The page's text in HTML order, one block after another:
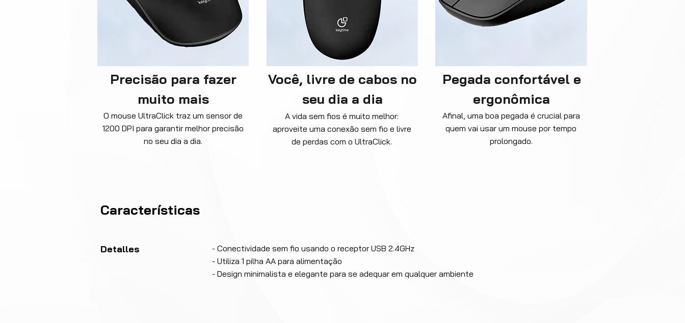
Precisão para fazer
muito mais
O mouse UltraClick traz um sensor de
1200 DPI para garantir melhor precisão
no seu dia a dia.
Você, livre de cabos no
seu dia a dia
A vida sem fios é muito melhor:
aproveite uma conexão sem fio e livre
de perdas com o UltraClick.
Pegada confortável e
ergonômica
Afinal, uma boa pegada é crucial para
quem vai usar um mouse por tempo
prolongado.
Características
Detalles
- Conectividade sem fio usando o receptor USB 2.4GHz
- Utiliza 1 pilha AA para alimentação
- Design minimalista e elegante para se adequar em qualquer ambiente